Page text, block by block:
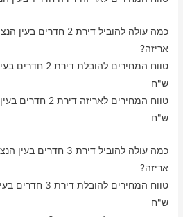
כמה עולה להוביל דירת
אריזה?
ש"ח
ש"ח
כמה עולה להוביל דירת
אריזה?
ש"ח